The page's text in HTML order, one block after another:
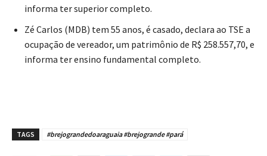
informa ter superior completo.
Zé Carlos (MDB) tem 55 anos, é casado, declara ao TSE a
ocupação de vereador, um patrimônio de R$ 258.557,70, e
informa ter ensino fundamental completo.
TAGS #brejograndedoaraguaia #brejogrande #pará